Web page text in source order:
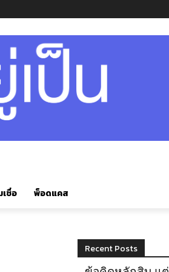
ชื่อ พ็อดแคส
Recent Posts